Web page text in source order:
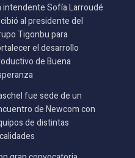
intendente Sofía Larroudé
al presidente del
Tigonbu para
el desarrollo
de Buena
fue sede de un
de Newcom con
de distintas